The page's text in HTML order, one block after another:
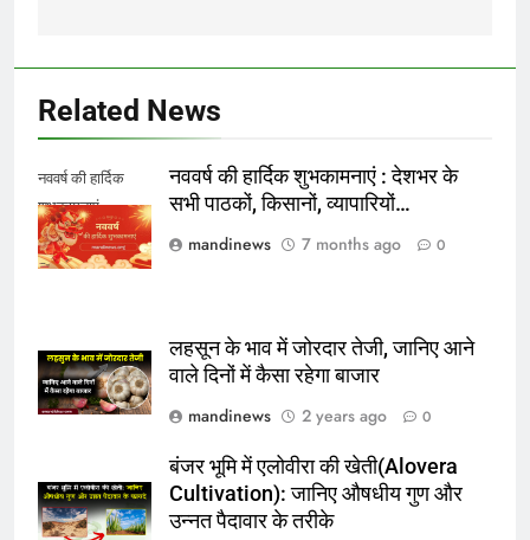
Related News
नववर्ष की हार्दिक
शुभकामनाएं
नववर्ष की हार्दिक शुभकामनाएं : देशभर के
सभी पाठकों, किसानों, व्यापारियों…
mandinews
7 months ago 0
लहसून के भाव में जोरदार तेजी, जानिए आने
वाले दिनों में कैसा रहेगा बाजार
mandinews
2 years ago 0
बंजर भूमि में एलोवीरा की खेती(Alovera
Cultivation): जानिए औषधीय गुण और
उन्नत पैदावार के तरीके